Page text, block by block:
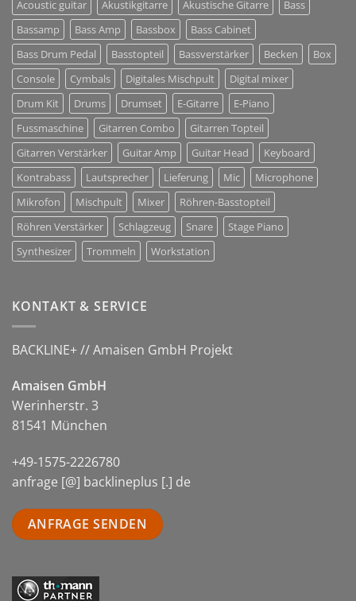
Tontechnik
Acoustic guitar Akustikgitarre Akustische Gitarre
Bass
Bassamp
Bass Amp Bassbox
Bass Cabinet
Bass Drum Pedal
Basstopteil Bassverstärker Becken
Box
Console
Cymbals Digitales Mischpult
Digital mixer
Drum Kit
Drums Drumset E-Gitarre
E-Piano
Fussmaschine
Gitarren Combo
Gitarren Topteil
Gitarren Verstärker
Guitar Amp Guitar Head
Keyboard
Kontrabass
Lautsprecher Lieferung Mic
Microphone
Mikrofon
Mischpult Mixer
Röhren-Basstopteil
Röhren Verstärker
Schlagzeug Snare
Stage Piano
Synthesizer
Trommeln Workstation
KONTAKT & SERVICE
BACKLINE+ // Amaisen GmbH Projekt
Amaisen GmbH
Werinherstr. 3
81541 München
+49-1575-2226780
anfrage [@] backlineplus [.] de
ANFRAGE SENDEN